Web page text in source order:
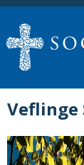
Veflinge